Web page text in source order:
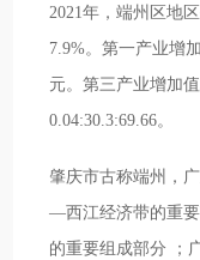
2021年，端州区地
7.9%。第一产业增
元。第三产业增加
0.04:30.3:69.66。
肇庆市古称端州，
—西江经济带的重
的重要组成部分 ；